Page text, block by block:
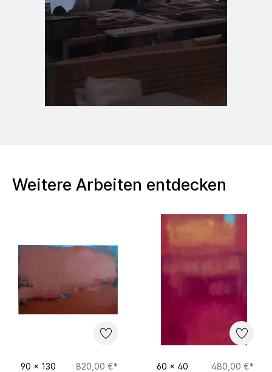
Weitere Arbeiten entdecken
90 x 130
820,00 €*
60 x 40
480,00 €*